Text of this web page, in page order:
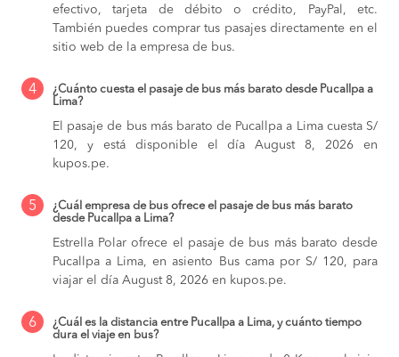
efectivo, tarjeta de débito o crédito, PayPal, etc.
También puedes comprar tus pasajes directamente en el
sitio web de la empresa de bus.
4
¿Cuánto cuesta el pasaje de bus más barato desde Pucallpa a
Lima?
El pasaje de bus más barato de Pucallpa a Lima cuesta S/
120, y está disponible el día August 8, 2026 en
kupos.pe.
5
¿Cuál empresa de bus ofrece el pasaje de bus más barato
desde Pucallpa a Lima?
Estrella Polar ofrece el pasaje de bus más barato desde
Pucallpa a Lima, en asiento Bus cama por S/ 120, para
viajar el día August 8, 2026 en kupos.pe.
6
¿Cuál es la distancia entre Pucallpa a Lima, y cuánto tiempo
dura el viaje en bus?